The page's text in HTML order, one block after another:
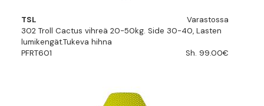
TSL
Varastossa
302 Troll Cactus vihreä 20-50kg. Side 30-40, Lasten
lumikengät.Tukeva hihna
PFRT601
Sh. 99.00€